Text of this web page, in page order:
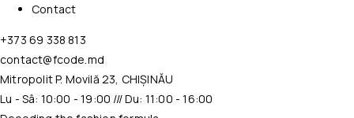
Contact
+373 69 338 813
contact@fcode.md
Mitropolit P. Movilă 23, CHIȘINĂU
Lu - Sâ: 10:00 - 19:00 /// Du: 11:00 - 16:00